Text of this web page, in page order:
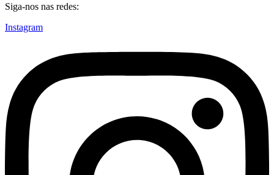
Siga-nos nas redes:
Instagram